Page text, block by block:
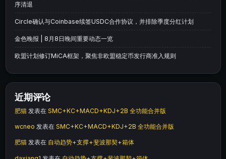
序清退
Circle确认与Coinbase续签USDC合作协议，并排除季度分红计划
金色晚报 | 8月8日晚间重要动态一览
欧盟计划修订MiCA框架，聚焦非欧盟稳定币发行商准入规则
近期评论
肥猫 发表在 SMC+KC+MACD+KDJ+2B 全功能合并版
wcneo 发表在 SMC+KC+MACD+KDJ+2B 全功能合并版
肥猫 发表在 自动趋势+支撑+斐波那契+箱体